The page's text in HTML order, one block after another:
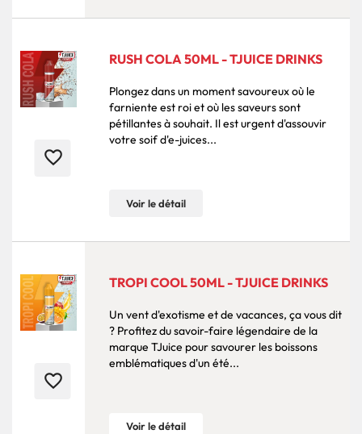
favorite_border
RUSH COLA 50ML - TJUICE DRINKS
Plongez dans un moment savoureux où le
farniente est roi et où les saveurs sont
pétillantes à souhait. Il est urgent d'assouvir
votre soif d'e-juices...
Voir le détail
favorite_border
TROPI COOL 50ML - TJUICE DRINKS
Un vent d'exotisme et de vacances, ça vous dit
? Profitez du savoir-faire légendaire de la
marque TJuice pour savourer les boissons
emblématiques d'un été...
Voir le détail